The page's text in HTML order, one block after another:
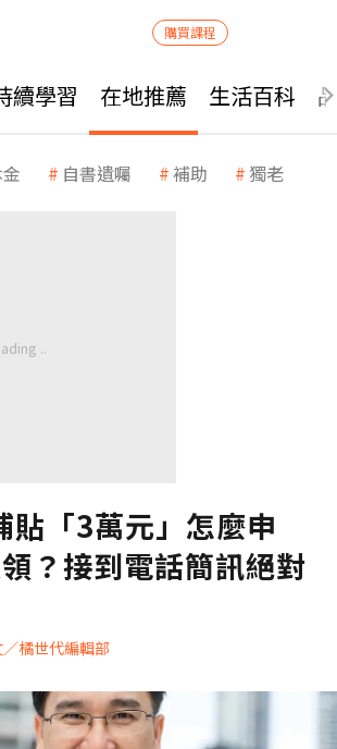
購買課程
續學習 在地推薦 生活百科
自書遺囑 補助 獨老
「3萬元」怎麼申
？接到電話簡訊絕對
／橘世代編輯部